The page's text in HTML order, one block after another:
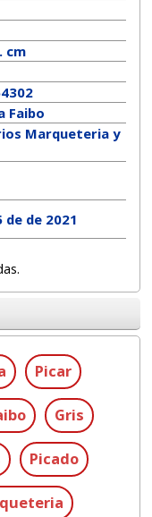
cm
Faibo
Marqueteria y
de de 2021
Picar
Gris
Picado